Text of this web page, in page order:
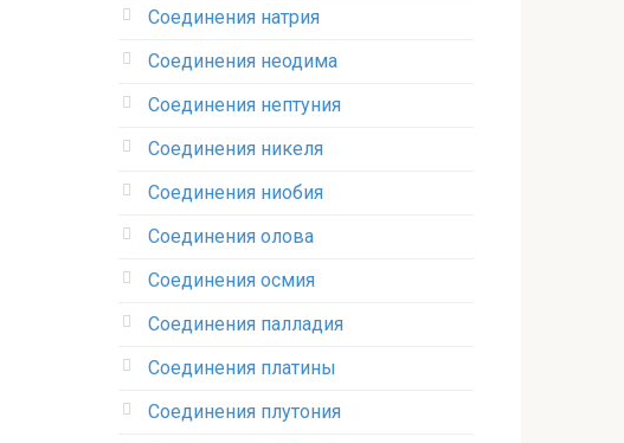
Соединения натрия‎
Соединения неодима‎
Соединения нептуния‎
Соединения никеля‎
Соединения ниобия‎
Соединения олова‎
Соединения осмия‎
Соединения палладия‎
Соединения платины‎
Соединения плутония‎